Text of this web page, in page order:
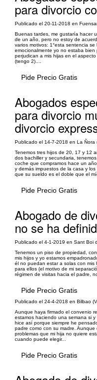
para divorcio
Publicado el 20-11-2018 en
Buenas tardes, me gustaría hacer
de un año, pero no estoy de
varios motivos: 1°esta sentencia
emocionalmente yo no estaba
perjudican a mis hijas en el
(tengo 2)....
Pide Precio Gratis
Abogados
para divorcio
divorcio
Publicado el 14-7-2018 en La Ñora
Tenemos tres hijos de 20, 17 y 12
dos bachiller y secundaria,
coche que compramos hace un
y demás impuestos de la casa y
que su sueldo es el doble que el
Pide Precio Gratis
Abogado de
no se ha
Publicado el 4-1-2019 en Sant Boi
Tenemos un piso de propiedad,
mis hijos y yo estamos
él no puedan estar a solas con mis
para ellos (el motivo de mi
régimen de visitas hacia el padre,
Pide Precio Gratis
Publicado el 24-4-2018 en Bilbao
Aunque haya firmado el convenio
estamos haciendo una semana si
hice así porque siempre he
padre como con su madre.
problemas que mi hija no quiere
cuando puede elegir...
Pide Precio Gratis